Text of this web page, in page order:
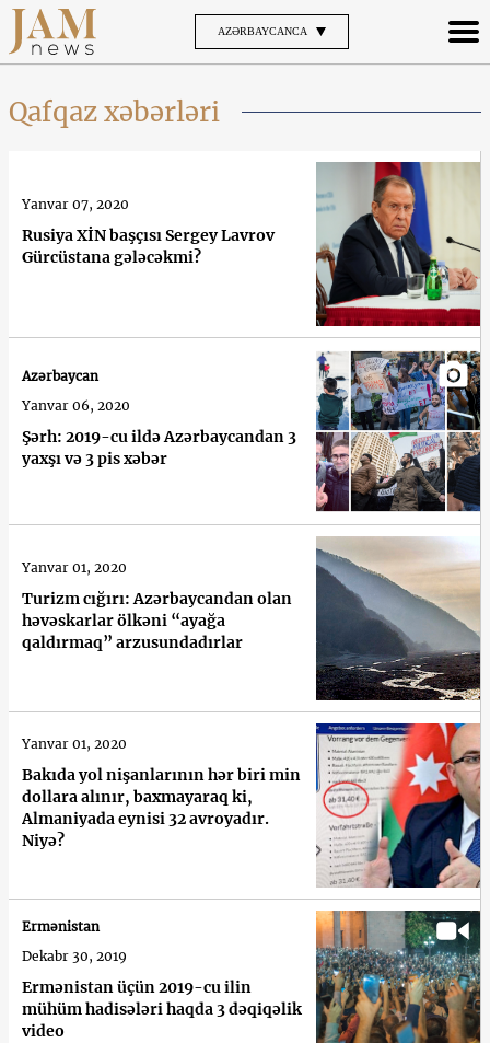
AZƏRBAYCANCA
Qafqaz xəbərləri
Rusiya XİN başçısı Sergey Lavrov
Gürcüstana gələcəkmi?
Yanvar 07, 2020
Şərh: 2019-cu ildə Azərbaycandan 3
yaxşı və 3 pis xəbər
Azərbaycan
Yanvar 06, 2020
Turizm cığırı: Azərbaycandan olan
həvəskarlar ölkəni “ayağa
qaldırmaq” arzusundadırlar
Yanvar 01, 2020
Bakıda yol nişanlarının hər biri min
dollara alınır, baxmayaraq ki,
Almaniyada eynisi 32 avroyadır.
Niyə?
Yanvar 01, 2020
Ermənistan üçün 2019-cu ilin
mühüm hadisələri haqda 3 dəqiqəlik
video
Ermənistan
Dekabr 30, 2019